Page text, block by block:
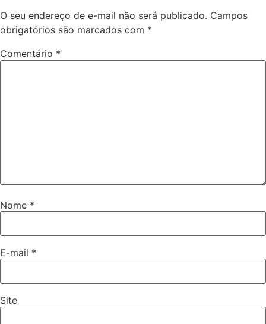
O seu endereço de e-mail não será publicado. Campos
obrigatórios são marcados com *
Comentário *
Nome *
E-mail *
Site